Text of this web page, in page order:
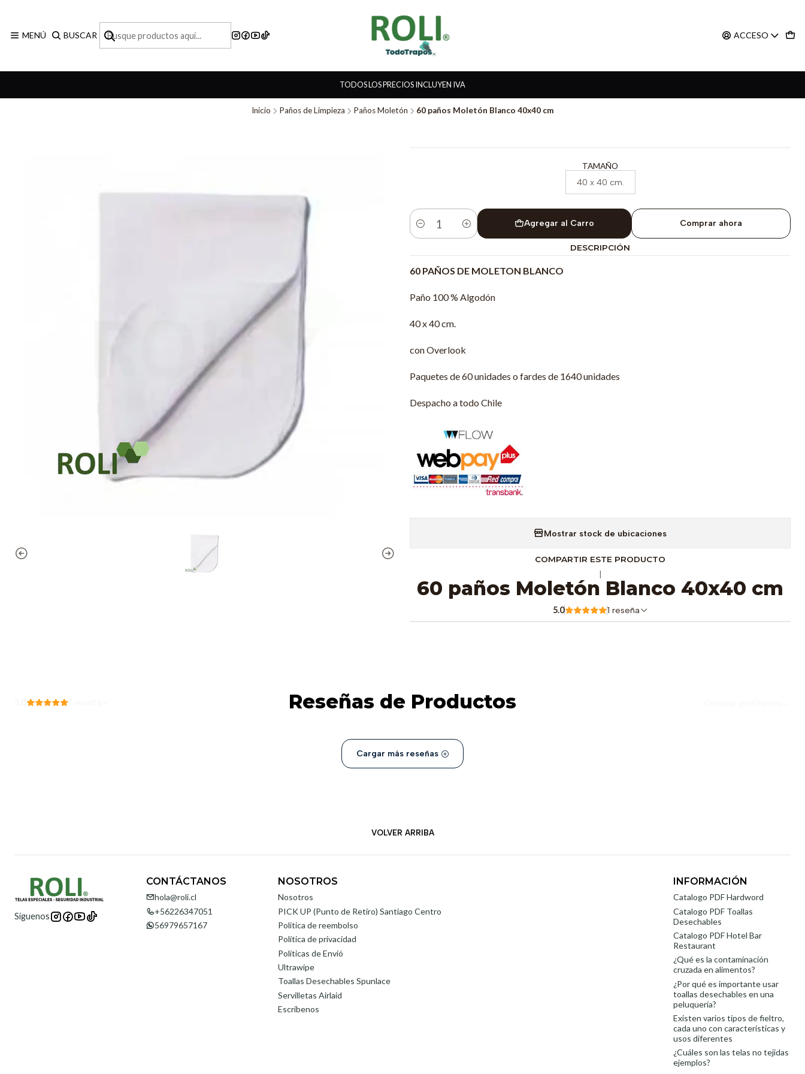
MENÚ BUSCAR ACCESO
TODOS LOS PRECIOS INCLUYEN IVA
Inicio Paños de Limpieza Paños Moletón 60 paños Moletón Blanco 40x40 cm
TAMAÑO
40 x 40 cm.
Cantidad
Agregar al Carro Comprar ahora
DESCRIPCIÓN
60 PAÑOS DE MOLETON BLANCO
Paño 100 % Algodón
40 x 40 cm.
con Overlook
Paquetes de 60 unidades o fardes de 1640 unidades
Despacho a todo Chile
Mostrar stock de ubicaciones
COMPARTIR ESTE PRODUCTO
60 paños Moletón Blanco 40x40 cm
5.0 1 reseña
Reseñas de Productos
Cargar más reseñas
VOLVER ARRIBA
Síguenos
CONTÁCTANOS
hola@roli.cl
+56226347051
56979657167
NOSOTROS
Nosotros
PICK UP (Punto de Retiro) Santiago Centro
Politica de reembolso
Política de privacidad
Políticas de Envió
Ultrawipe
Toallas Desechables Spunlace
Servilletas Airlaid
Escríbenos
INFORMACIÓN
Catalogo PDF Hardword
Catalogo PDF Toallas
Desechables
Catalogo PDF Hotel Bar
Restaurant
¿Qué es la contaminación
cruzada en alimentos?
¿Por qué es importante usar
toallas desechables en una
peluquería?
Existen varios tipos de fieltro,
cada uno con características y
usos diferentes
¿Cuáles son las telas no tejidas
ejemplos?